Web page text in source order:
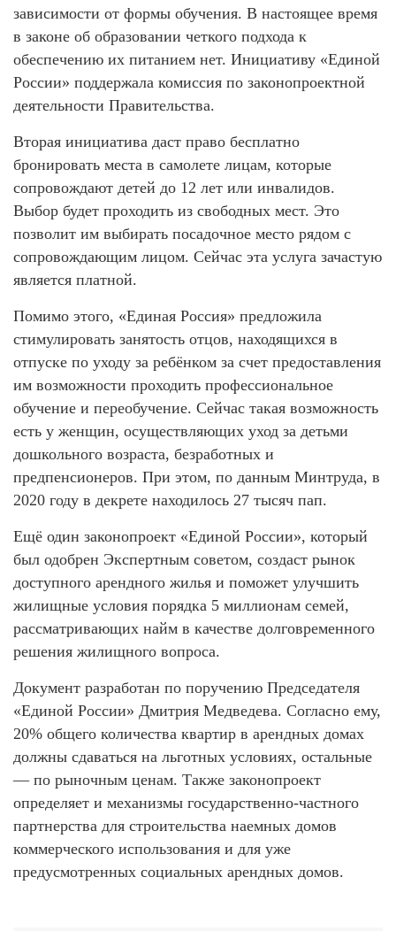
зависимости от формы обучения. В настоящее время
в законе об образовании четкого подхода к
обеспечению их питанием нет. Инициативу «Единой
России» поддержала комиссия по законопроектной
деятельности Правительства.
Вторая инициатива даст право бесплатно
бронировать места в самолете лицам, которые
сопровождают детей до 12 лет или инвалидов.
Выбор будет проходить из свободных мест. Это
позволит им выбирать посадочное место рядом с
сопровождающим лицом. Сейчас эта услуга зачастую
является платной.
Помимо этого, «Единая Россия» предложила
стимулировать занятость отцов, находящихся в
отпуске по уходу за ребёнком за счет предоставления
им возможности проходить профессиональное
обучение и переобучение. Сейчас такая возможность
есть у женщин, осуществляющих уход за детьми
дошкольного возраста, безработных и
предпенсионеров. При этом, по данным Минтруда, в
2020 году в декрете находилось 27 тысяч пап.
Ещё один законопроект «Единой России», который
был одобрен Экспертным советом, создаст рынок
доступного арендного жилья и поможет улучшить
жилищные условия порядка 5 миллионам семей,
рассматривающих найм в качестве долговременного
решения жилищного вопроса.
Документ разработан по поручению Председателя
«Единой России» Дмитрия Медведева. Согласно ему,
20% общего количества квартир в арендных домах
должны сдаваться на льготных условиях, остальные
— по рыночным ценам. Также законопроект
определяет и механизмы государственно-частного
партнерства для строительства наемных домов
коммерческого использования и для уже
предусмотренных социальных арендных домов.